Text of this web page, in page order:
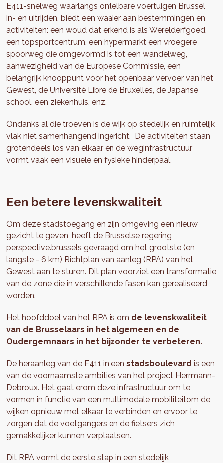
E411-snelweg waarlangs ontelbare voertuigen Brussel
in- en uitrijden, biedt een waaier aan bestemmingen en
activiteiten: een woud dat erkend is als Werelderfgoed,
een topsportcentrum, een hypermarkt een vroegere
spoorweg die omgevormd is tot een wandelweg,
aanwezigheid van de Europese Commissie, een
belangrijk knooppunt voor het openbaar vervoer van het
Gewest, de Université Libre de Bruxelles, de Japanse
school, een ziekenhuis, enz.
Ondanks al die troeven is de wijk op stedelijk en ruimtelijk
vlak niet samenhangend ingericht. De activiteiten staan
grotendeels los van elkaar en de weginfrastructuur
vormt vaak een visuele en fysieke hinderpaal.
Een betere levenskwaliteit
Om deze stadstoegang en zijn omgeving een nieuw
gezicht te geven, heeft de Brusselse regering
perspective.brussels gevraagd om het grootste (en
langste - 6 km) Richtplan van aanleg (RPA)van het
Gewest aan te sturen. Dit plan voorziet een transformatie
van de zone die in verschillende fasen kan gerealiseerd
worden.
Het hoofddoel van het RPA is om de levenskwaliteit
van de Brusselaars in het algemeen en de
Oudergemnaars in het bijzonder te verbeteren.
De heraanleg van de E411 in eenstadsboulevard is een
van de voornaamste ambities van het project Herrmann-
Debroux. Het gaat erom deze infrastructuur om te
vormen in functie van een multimodale mobiliteitom de
wijken opnieuw met elkaar te verbinden en ervoor te
zorgen dat de voetgangers en de fietsers zich
gemakkelijker kunnen verplaatsen.
Dit RPA vormt de eerste stap in een stedelijk